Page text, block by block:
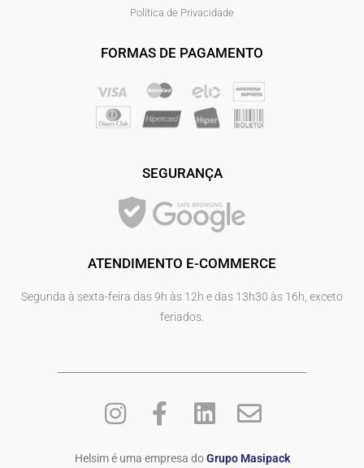
Política de Privacidade
FORMAS DE PAGAMENTO
SEGURANÇA
ATENDIMENTO E-COMMERCE
Segunda à sexta-feira das 9h às 12h e das 13h30 às 16h, exceto
feriados.
Helsim é uma empresa doGrupo Masipack